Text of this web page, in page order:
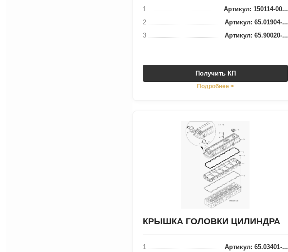
1
Артикул: 150114-00...
2
Артикул: 65.01904-...
3
Артикул: 65.90020-...
Получить КП
Подробнее >
КРЫШКА ГОЛОВКИ ЦИЛИНДРА
1
Артикул: 65.03401-...